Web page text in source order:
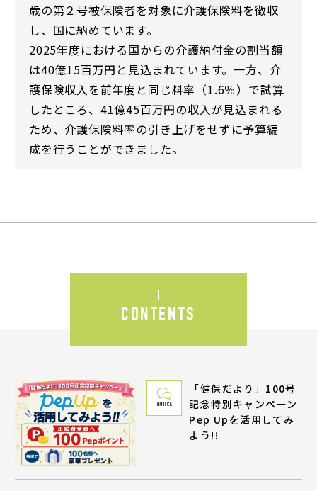
歳の第２号被保険者を対象に介護保険料を徴収
し、国に納めています。
2025年度における国からの介護納付金の割当額
は40億15百万円と見込まれています。一方、介
護保険収入を前年度と同じ料率（1.6％）で試算
したところ、41億45百万円の収入が見込まれる
ため、介護保険料率の引き上げをせずに予算編
成を行うことができました。
CONTENTS
NOTICE
「健保だより」100号
記念特別キャンペーン
Pep Upを活用してみ
よう!!